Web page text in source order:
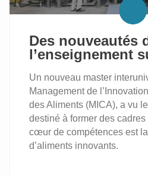
DE
Des nouveautés
l’enseignement
Un nouveau master
Management de
des Aliments (MICA), a vu
destiné à former des
cœur de compétences est
d’aliments innovants.